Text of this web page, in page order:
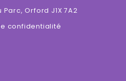
Parc, Orford J1X 7A2
confidentialité